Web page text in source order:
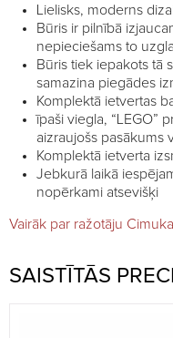
Lielisks, moderns
Būris ir pilnībā
nepieciešams to
Būris tiek iepakots tā
samazina piegādes
Komplektā ietvertas
īpaši viegla, “LEGO”
aizraujošs pasākums
Komplektā ietverta
Jebkurā laikā
nopērkami atsevišķi
Vairāk par ražotāju
SAISTĪTĀS